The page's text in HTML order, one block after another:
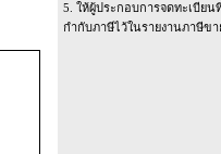
5. ให้ผู้ประกอบการจดทะเบีย
กำกับภาษีไว้ในรายงานภาษีข